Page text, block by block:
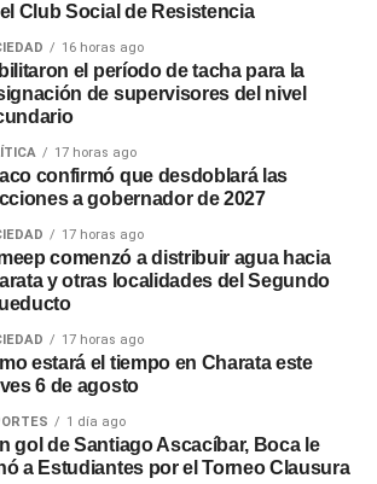
Club Social de Resistencia
16 horas ago
el período de tacha para la
de supervisores del nivel
17 horas ago
confirmó que desdoblará las
a gobernador de 2027
17 horas ago
comenzó a distribuir agua hacia
y otras localidades del Segundo
17 horas ago
estará el tiempo en Charata este
6 de agosto
1 día ago
gol de Santiago Ascacíbar, Boca le
a Estudiantes por el Torneo Clausura